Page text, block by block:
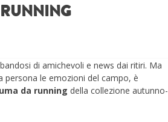
di amichevoli e news dai ritiri. Ma
persona le emozioni del campo, è
da running della collezione autunno-